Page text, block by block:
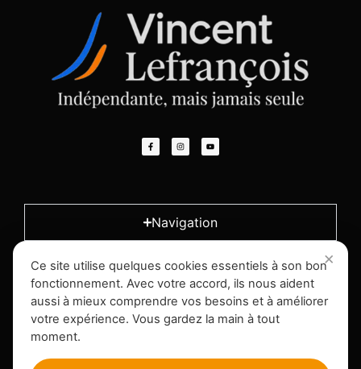
Navigation
L'entreprise
Infos légales
Ce site utilise quelques cookies essentiels à son bon
fonctionnement. Avec votre accord, ils nous aident
aussi à mieux comprendre vos besoins et à améliorer
votre expérience. Vous gardez la main à tout
moment.